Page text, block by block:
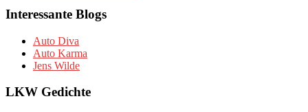
Interessante Blogs
Auto Diva
Auto Karma
Jens Wilde
LKW Gedichte